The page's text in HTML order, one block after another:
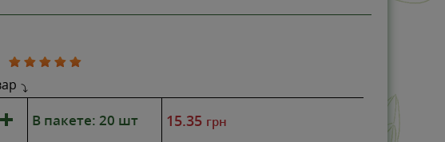
В пакете: 20 шт 15.35 грн